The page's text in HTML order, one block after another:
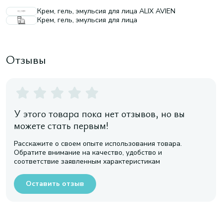
Крем, гель, эмульсия для лица ALIX AVIEN
Крем, гель, эмульсия для лица
Отзывы
У этого товара пока нет отзывов, но вы
можете стать первым!
Расскажите о своем опыте использования товара.
Обратите внимание на качество, удобство и
соответствие заявленным характеристикам
Оставить отзыв